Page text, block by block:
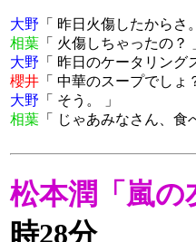
大野 「 昨日火傷したからさ
相葉 「 火傷しちゃったの？
大野 「 昨日のケータリング
櫻井 「 中華のスープでし
大野 「 そう。 」
相葉 「 じゃあみなさん、
松本潤「嵐
時28分